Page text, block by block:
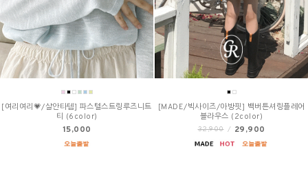
[여리여리💗/살안타템] 파스텔스트링루즈니트
티 (6color)
15,000
[MADE/빅사이즈/아방핏] 백버튼셔링플레어
블라우스 (2color)
32,900 / 29,900